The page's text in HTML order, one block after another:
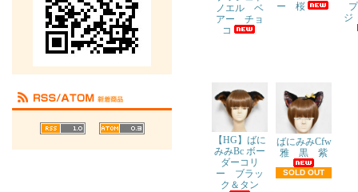
ノエル ベ
アー チョ
コ
ー 桜
ジ
【HG】ばに
みみBc ボー
ダーコリ
ー ブラッ
ク＆タン
ばにみみCfw
雅 黒 紫
SOLD OUT